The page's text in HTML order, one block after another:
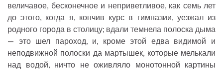
величавое, бесконечное и неприветливое, как семь лет
до этого, когда я, кончив курс в гимназии, уезжал из
родного города в столицу; вдали темнела полоска дыма
— это шел пароход, и, кроме этой едва видимой и
неподвижной полоски да мартышек, которые мелькали
над водой, ничто не оживляло монотонной картины